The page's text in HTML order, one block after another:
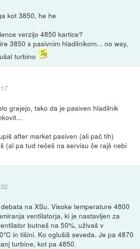
kot 3850, he he
verzijo 4850 kartice?
3850 s pasivnim hladilnikom... no way,
turbino
grejejo, tako da je pasiven hladilnik
after market pasiven (ali pač tih)
(al pa tud rečeš na servisu če rajš nebi
na XSu. Visoke temperature 4800
ventilatorja, ki je nastavljen za
butneš na 50%, uživaš v
in tišini. Ko oglušiš seveda. Je pa 4870
turbine, kot pa 4850.